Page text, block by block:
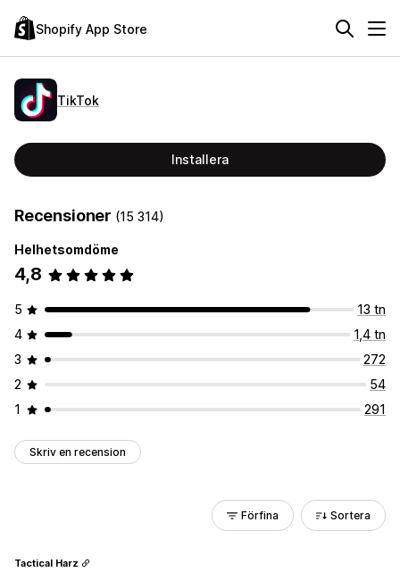
Shopify App Store
TikTok
Installera
Recensioner (15 314)
Helhetsomdöme
4,8
5
13 tn
4
1,4 tn
3
272
2
54
1
291
Skriv en recension
Förfina Sortera
Tactical Harz